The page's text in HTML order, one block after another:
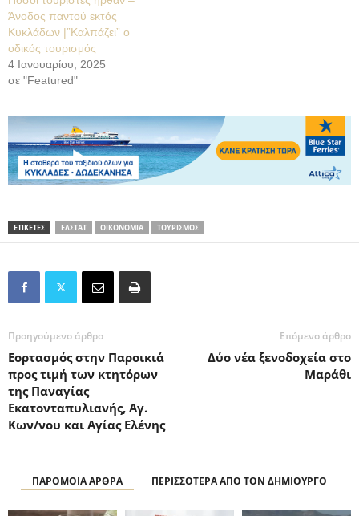
Άνοδος παντού εκτός
Κυκλάδων |”Καλπάζει” ο
οδικός τουρισμός
4 Ιανουαρίου, 2025
σε "Featured"
ΕΤΙΚΕΤΕΣ ΕΛΣΤΑΤ ΟΙΚΟΝΟΜΙΑ ΤΟΥΡΙΣΜΟΣ
Προηγούμενο άρθρο
Εορτασμός στην Παροικιά
προς τιμή των κτητόρων
της Παναγίας
Εκατονταπυλιανής, Αγ.
Κων/νου και Αγίας Ελένης
Επόμενο άρθρο
Δύο νέα ξενοδοχεία στo
Μαράθι
ΠΑΡΟΜΟΙΑ ΑΡΘΡΑ ΠΕΡΙΣΣΟΤΕΡΑ ΑΠΟ ΤΟΝ ΔΗΜΙΟΥΡΓΟ